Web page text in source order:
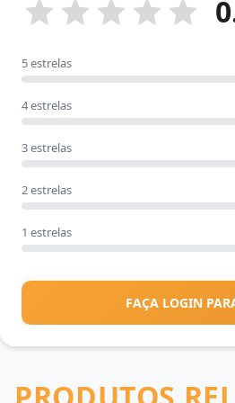
5 estrelas
4 estrelas
3 estrelas
2 estrelas
1 estrelas
FAÇA LOGIN